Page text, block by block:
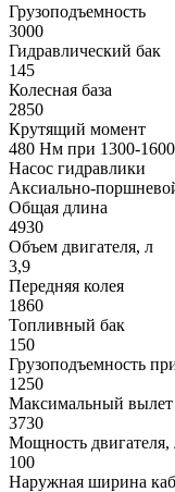
Грузоподъемность
3000
Гидравлический бак
145
Колесная база
2850
Крутящий момент
480 Нм при 1300-
Насос гидравлики
Аксиально-
Общая длина
4930
Объем двигателя, л
3,9
Передняя колея
1860
Топливный бак
150
Грузоподъемность
1250
Максимальный вылет
3730
Мощность двигателя,
100
Наружная ширина